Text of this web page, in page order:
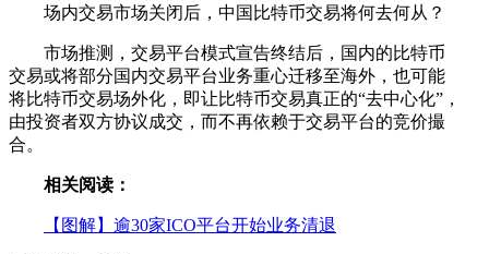
场内交易市场关闭后，中国比特币交易将何去何从？
市场推测，交易平台模式宣告终结后，国内的比特币
交易或将部分国内交易平台业务重心迁移至海外，也可能
将比特币交易场外化，即让比特币交易真正的“去中心化”，
由投资者双方协议成交，而不再依赖于交易平台的竞价撮
合。
相关阅读：
【图解】逾30家ICO平台开始业务清退